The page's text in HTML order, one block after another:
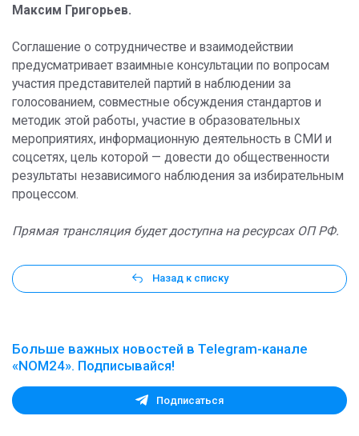
Максим Григорьев.
Соглашение о сотрудничестве и взаимодействии
предусматривает взаимные консультации по вопросам
участия представителей партий в наблюдении за
голосованием, совместные обсуждения стандартов и
методик этой работы, участие в образовательных
мероприятиях, информационную деятельность в СМИ и
соцсетях, цель которой — довести до общественности
результаты независимого наблюдения за избирательным
процессом.
Прямая трансляция будет доступна на ресурсах ОП РФ.
Назад к списку
Больше важных новостей в Telegram-канале
«NOM24». Подписывайся!
Подписаться